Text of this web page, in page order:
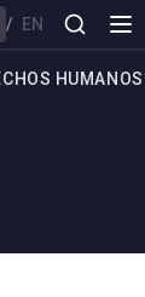
/ EN
HUMANOS